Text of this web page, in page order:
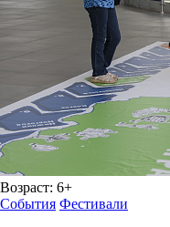
Возраст: 6+
События Фестивали